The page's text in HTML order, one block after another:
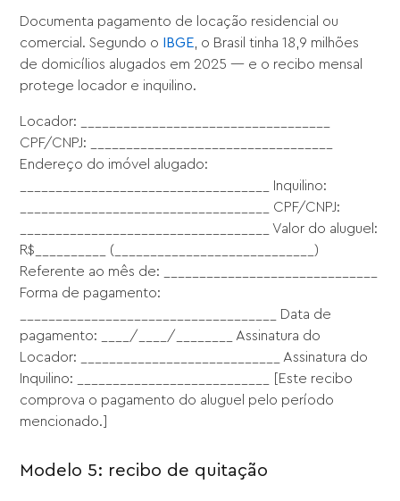
Documenta pagamento de locação residencial ou
comercial. Segundo o
IBGE , o Brasil tinha 18,9 milhões
de domicílios alugados em 2025 — e o recibo mensal
protege locador e inquilino.
Locador: ___________________________________
CPF/CNPJ: __________________________________
Endereço do imóvel alugado:
___________________________________ Inquilino:
___________________________________ CPF/CNPJ:
___________________________________ Valor do aluguel:
R$__________ (____________________________)
Referente ao mês de: ______________________________
Forma de pagamento:
____________________________________ Data de
pagamento: ____/____/________ Assinatura do
Locador: ____________________________ Assinatura do
Inquilino: ___________________________ [Este recibo
comprova o pagamento do aluguel pelo período
mencionado.]
Modelo 5: recibo de quitação